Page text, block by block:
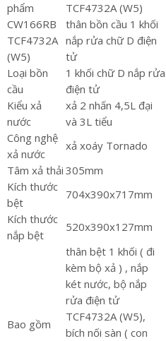
phẩm
TCF4732A (W5)
CW166RB
thân bồn cầu 1 khối
TCF4732A
(W5)
nắp rửa chữ D điện
tử
Loại bồn
cầu
1 khối chữ D nắp rửa
điện tử
Kiểu xả
nước
xả 2 nhấn 4,5L đại
và 3L tiểu
Công nghệ
xả nước
xả xoáy Tornado
Tâm xả thải 305mm
Kích thước
bệt
704x390x717mm
Kích thước
nắp bệt
520x390x127mm
Bao gồm
thân bệt 1 khối ( đi
kèm bộ xả ) , nắp
két nước, bộ nắp
rửa điện tử
TCF4732A (W5),
bích nối sàn ( con